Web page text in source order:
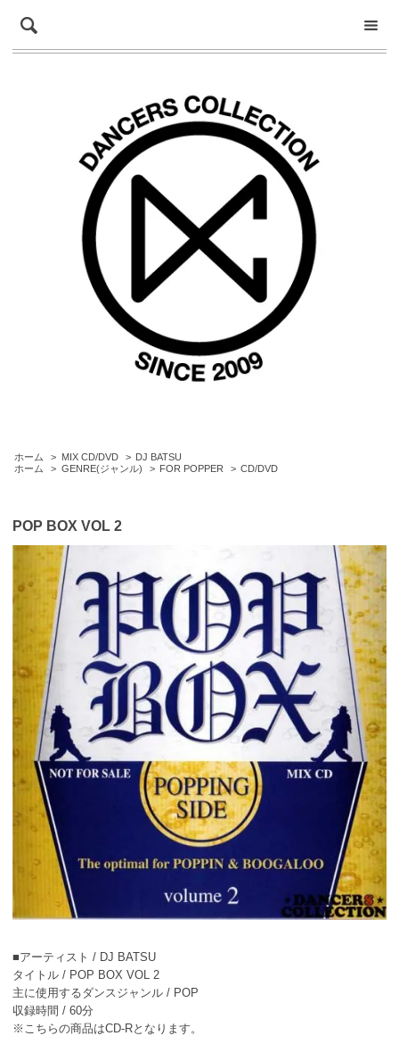
ホーム > MIX CD/DVD > DJ BATSU
ホーム
> GENRE(ジャンル) > FOR POPPER > CD/DVD
POP BOX VOL 2
■アーティスト / DJ BATSU
タイトル / POP BOX VOL 2
主に使用するダンスジャンル / POP
収録時間 / 60分
※こちらの商品はCD-Rとなります。